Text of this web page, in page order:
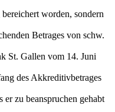
worden, sondern
Betrages von schw.
St. Gallen vom 14. Juni
des Akkreditivbetrages
zu beanspruchen gehabt